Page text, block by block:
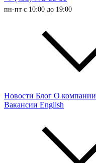
Испанские вина
Немецкие вина
Австрийские вина
Чилийские вина
Португальские вина
Аргентинские вина
пн-пт с 10:00 до 19:00
Новости Блог О компании
Вакансии English